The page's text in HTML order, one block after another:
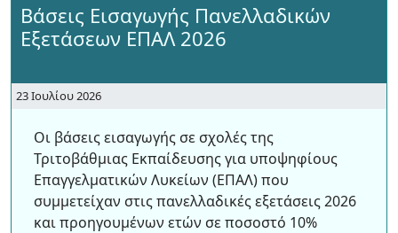
Βάσεις Εισαγωγής Πανελλαδικών
Εξετάσεων ΕΠΑΛ 2026
23 Ιουλίου 2026
Οι βάσεις εισαγωγής σε σχολές της
Τριτοβάθμιας Εκπαίδευσης για υποψηφίους
Επαγγελματικών Λυκείων (ΕΠΑΛ) που
συμμετείχαν στις πανελλαδικές εξετάσεις 2026
και προηγουμένων ετών σε ποσοστό 10%